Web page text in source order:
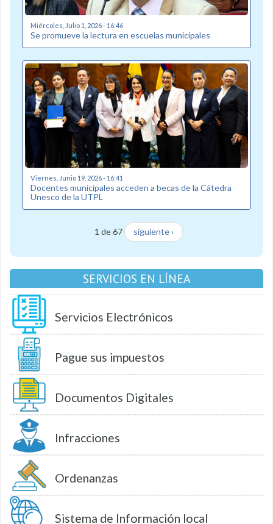
Miércoles, Julio 1, 2026 - 16:46
Se promueve la lectura en escuelas municipales
Viernes, Junio 19, 2026 - 16:41
Docentes municipales acceden a becas de la Cátedra
Unesco de la UTPL
1 de 67 siguiente ›
SERVICIOS EN LÍNEA
Servicios Electrónicos
Pague sus impuestos
Documentos Digitales
Infracciones
Ordenanzas
Sistema de Información local